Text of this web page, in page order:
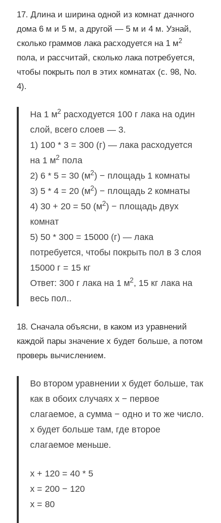
17. Длина и ширина одной из комнат дачного
дома 6 м и 5 м, а другой — 5 м и 4 м. Узнай,
сколько граммов лака расходуется на 1 м2
пола, и рассчитай, сколько лака потребуется,
чтобы покрыть пол в этих комнатах (с. 98, No.
4).
На 1 м2 расходуется 100 г лака на один
слой, всего слоев — 3.
1) 100 * 3 = 300 (г) — лака расходуется
на 1 м2 пола
2) 6 * 5 = 30 (м2) − площадь 1 комнаты
3) 5 * 4 = 20 (м2) − площадь 2 комнаты
4) 30 + 20 = 50 (м2) − площадь двух
комнат
5) 50 * 300 = 15000 (г) — лака
потребуется, чтобы покрыть пол в 3 слоя
15000 г = 15 кг
Ответ: 300 г лака на 1 м2, 15 кг лака на
весь пол..
18. Сначала объясни, в каком из уравнений
каждой пары значение x будет больше, а потом
проверь вычислением.
Во втором уравнении x будет больше, так
как в обоих случаях x − первое
слагаемое, а сумма − одно и то же число.
x будет больше там, где второе
слагаемое меньше.
x + 120 = 40 * 5
x = 200 − 120
x = 80